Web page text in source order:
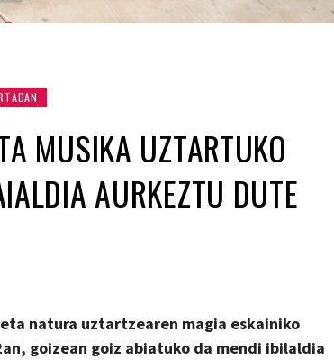
MUSIKA UZTARTUKO
AURKEZTU DUTE
natura uztartzearen magia eskainiko
goizean goiz abiatuko da mendi ibilaldia